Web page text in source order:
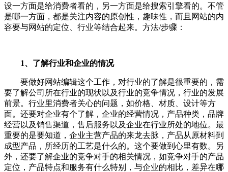
设一方面是给消费者看的，另一方面是给搜索引擎看的。不管
是哪一方面，都是关注内容的原创性，趣味性，而且网站的内
容要与网站的定位、行业等结合起来。 方法/步骤：
1、了解行业和企业的情况
要做好网站编辑这个工作，对行业的了解是很重要的，需
要了解公司所在行业的现状以及行业的竞争情况，行业的发展
前景。行业里消费者关心的问题，如价格、材质、设计等方
面。还要对企业有个了解，企业的经营情况，产品种类，品牌
经营以及销售渠道，售后服务以及企业在行业所处的地位。最
重要的是要知道，企业主营产品的来龙去脉，产品从原材料到
成型产品，所经历的工艺是什么的。这个要做到心里有数。另
外，还要了解企业的竞争对手的相关情况，如竞争对手的产品
定位，产品特点和服务有什么特别，与企业的相比，差异在哪